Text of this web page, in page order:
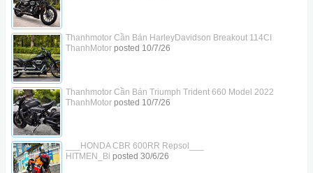
Thanhmotor Cần Bán HarleyDavidson Breakout 114CI
ThanhMotorposted 10/7/26
Thanhmotor Cần Bán Triumph Trident 660 Model 2022
ThanhMotorposted 10/7/26
___HONDA CBR 600RR Repsol___
HITMEN_Bi posted 30/6/26